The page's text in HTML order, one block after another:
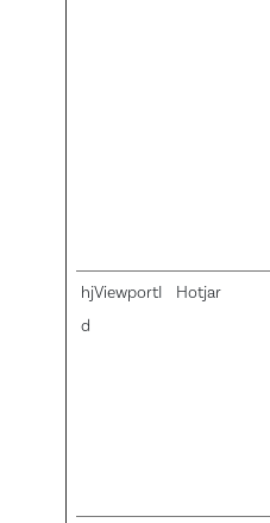
hjViewportI
d
Hotjar